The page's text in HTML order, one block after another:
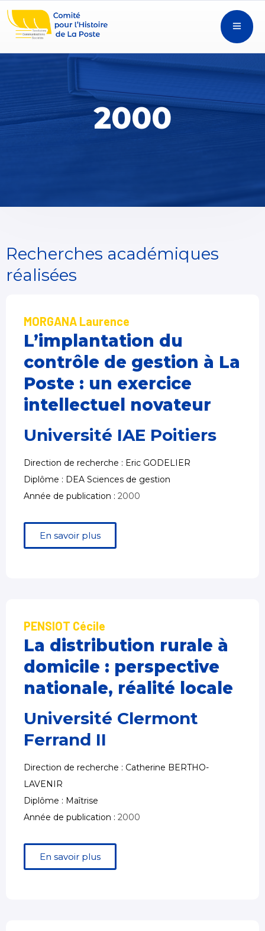
2000
Recherches académiques
réalisées
MORGANA Laurence
L’implantation du
contrôle de gestion à La
Poste : un exercice
intellectuel novateur
Université IAE Poitiers
Direction de recherche : Eric GODELIER
Diplôme : DEA Sciences de gestion
Année de publication : 2000
En savoir plus
PENSIOT Cécile
La distribution rurale à
domicile : perspective
nationale, réalité locale
Université Clermont
Ferrand II
Direction de recherche : Catherine BERTHO-
LAVENIR
Diplôme : Maîtrise
Année de publication : 2000
En savoir plus